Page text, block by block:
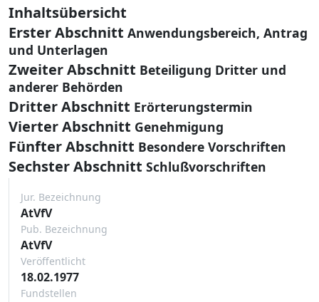
Inhaltsübersicht
Erster Abschnitt Anwendungsbereich, Antrag
und Unterlagen
Zweiter Abschnitt Beteiligung Dritter und
anderer Behörden
Dritter Abschnitt Erörterungstermin
Vierter Abschnitt Genehmigung
Fünfter Abschnitt Besondere Vorschriften
Sechster Abschnitt Schlußvorschriften
Jur. Bezeichnung
AtVfV
Pub. Bezeichnung
AtVfV
Veröffentlicht
18.02.1977
Fundstellen